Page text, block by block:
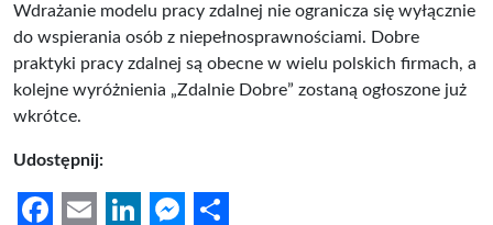
Wdrażanie modelu pracy zdalnej nie ogranicza się wyłącznie
do wspierania osób z niepełnosprawnościami. Dobre
praktyki pracy zdalnej są obecne w wielu polskich firmach, a
kolejne wyróżnienia „Zdalnie Dobre” zostaną ogłoszone już
wkrótce.
Udostępnij: